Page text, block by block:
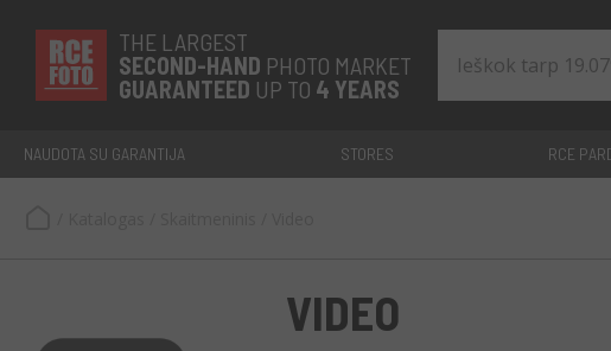
THE LARGEST
SECOND-HAND PHOTO MARKET
GUARANTEED UP TO 4 YEARS
NAUDOTA SU GARANTIJA STORES RCE
VIDEO